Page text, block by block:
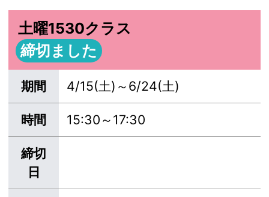
土曜1530クラス
締切ました
期間 4/15(土)～6/24(土)
時間 15:30～17:30
締切
日